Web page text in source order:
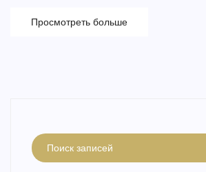
доступными и интересными для всех.
Просмотреть больше